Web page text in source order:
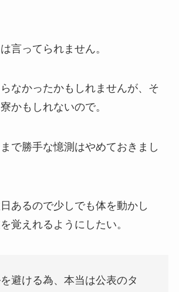
言ってられません。
なかったかもしれませんが、そ
かもしれないので。
で勝手な憶測はやめておきまし
あるので少しでも体を動かし
覚えれるようにしたい。
を避ける為、本当は公表のタ